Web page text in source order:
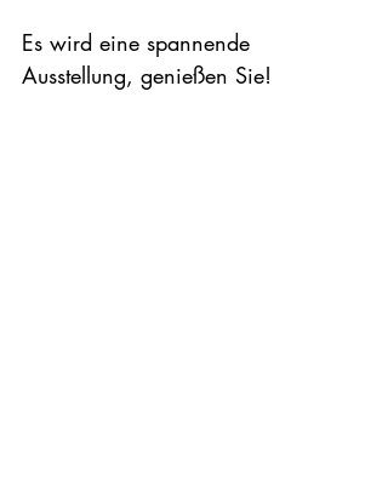
Es wird eine spannende
Ausstellung, genießen Sie!